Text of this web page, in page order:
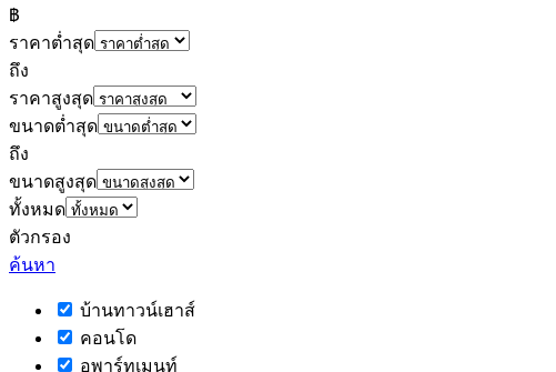
฿
ราคาต่ำสุด
ถึง
ราคาสูงสุด
ขนาดต่ำสุด
ถึง
ขนาดสูงสุด
ทั้งหมด
ตัวกรอง
ค้นหา
บ้านทาวน์เฮาส์
คอนโด
อพาร์ทเมนท์